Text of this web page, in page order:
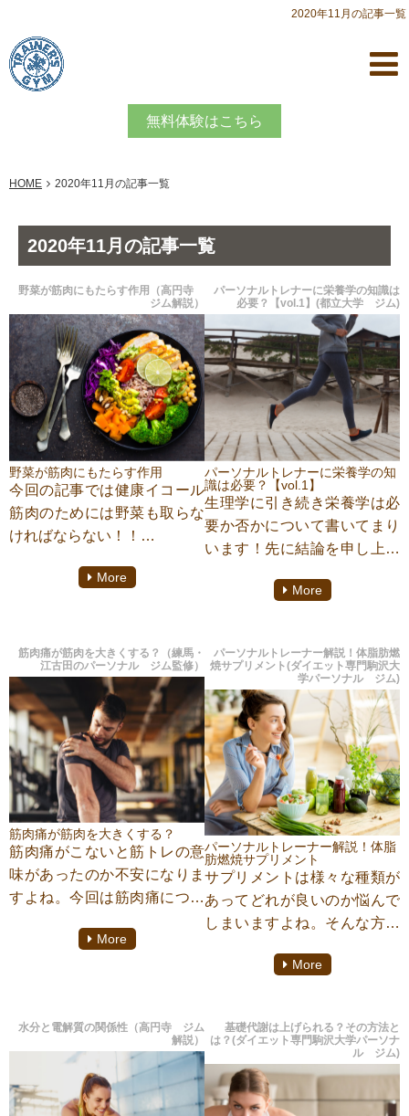
2020年11月の記事一覧
無料体験はこちら
HOME 2020年11月の記事一覧
2020年11月の記事一覧
野菜が筋肉にもたらす作用（高円寺
ジム解説）
野菜が筋肉にもたらす作用
今回の記事では健康イコール
筋肉のためには野菜も取らな
ければならない！！
きたいと思います。
More
パーソナルトレナーに栄養学の知識は
必要？【vol.1】(都立大学 ジム)
パーソナルトレナーに栄養学の知
識は必要？【vol.1】
生理学に引き続き栄養学は必
要か否かについて書いてまり
います！先に結論を申し上げ
必要な知識だと思いま
は食べた物により構成されて
いるのです。つまり、ダイエ
ットや健康を語る上で栄養の
知識は欠かせません。
食事の案内や、ボディメイク
の指導を行うパーソナルトレ
ーナーには尚更必要な知識で
はないでしょうか。そこで今
回は、栄養学の知識と共に栄
養学の重要性について学んで
参りましょう！
専門パーソナルジム
ーソナルトレーニングをして
おります、池田達也がご案内
致します。
More
筋肉痛が筋肉を大きくする？（練馬・
江古田のパーソナル ジム監修）
筋肉痛が筋肉を大きくする？
筋肉痛がこないと筋トレの意
味があったのか不安になりま
すよね。今回は筋肉痛につい
ズジム)江古田店』のトレーナ
More
パーソナルトレーナー解説！体脂肪燃
焼サプリメント(ダイエット専門駒沢大
学パーソナル ジム)
パーソナルトレーナー解説！体脂
肪燃焼サプリメント
サプリメントは様々な種類が
あってどれが良いのか悩んで
しまいますよね。そんな方の
トレーナー解説！体脂肪燃焼
肪燃焼サプリメントを知って
サプリメントを上手に使って
いきましょう。ダイエットに
こちらの記事は、ダイエット
More
水分と電解質の関係性（高円寺 ジム
解説）
基礎代謝は上げられる？その方法と
は？(ダイエット専門駒沢大学パーソナ
ル ジム)